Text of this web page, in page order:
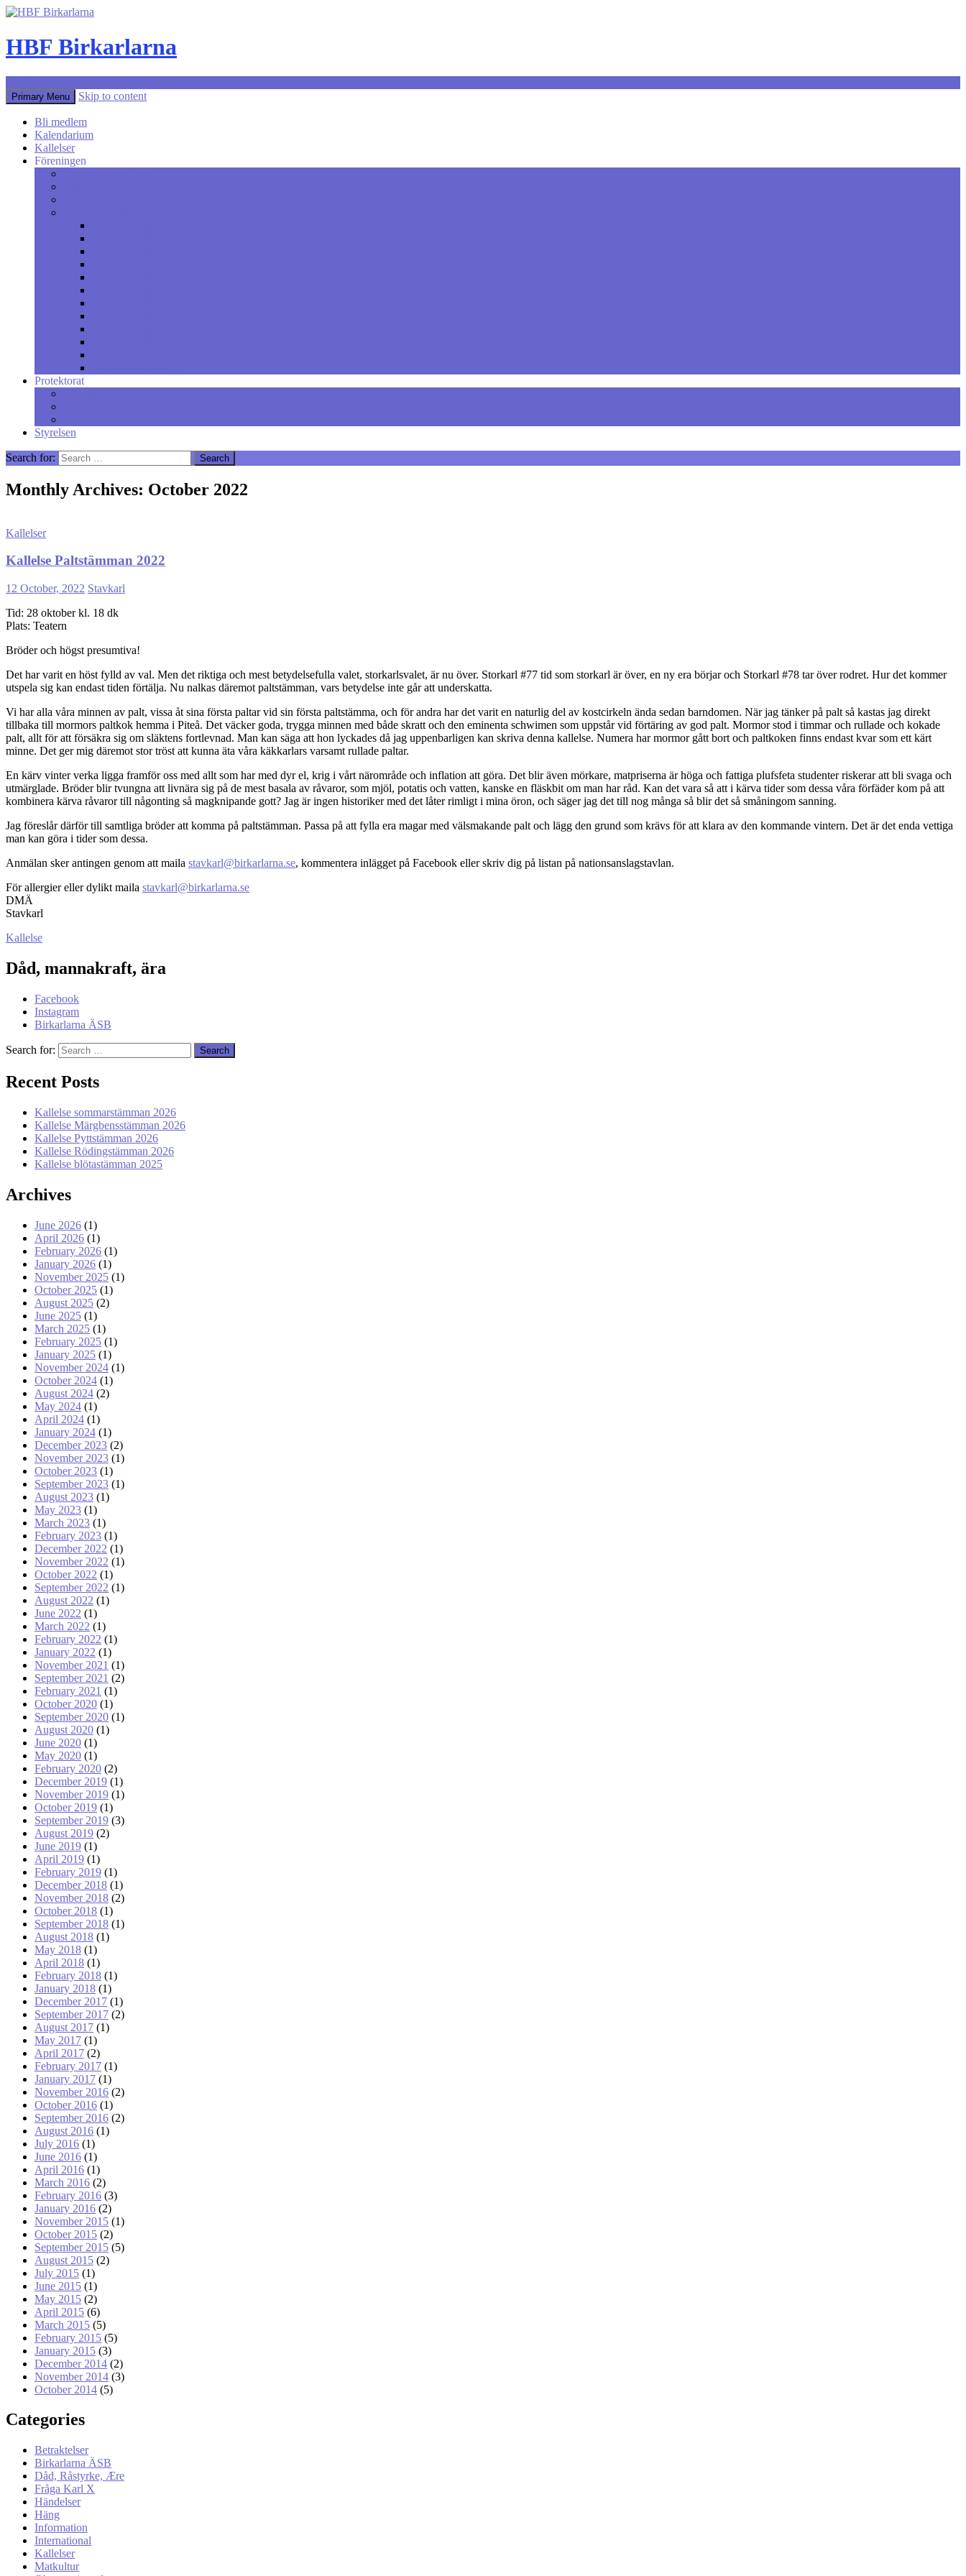
HBF Birkarlarna
Primary Menu Skip to content
Bli medlem
Kalendarium
Kallelser
Föreningen
Protektorat
Styrelsen
Search for:
Monthly Archives: October 2022
Kallelser
Kallelse Paltstämman 2022
12 October, 2022 Stavkarl
Tid: 28 oktober kl. 18 dk
Plats: Teatern
Bröder och högst presumtiva!
Det har varit en höst fylld av val. Men det riktiga och mest betydelsefulla valet, storkarlsvalet, är nu över. Storkarl #77 tid som storkarl är över, en ny era börjar och Storkarl #78 tar över rodret. Hur det kommer
utspela sig kan endast tiden förtälja. Nu nalkas däremot paltstämman, vars betydelse inte går att underskatta.
Vi har alla våra minnen av palt, vissa åt sina första paltar vid sin första paltstämma, och för andra har det varit en naturlig del av kostcirkeln ända sedan barndomen. När jag tänker på palt så kastas jag direkt
tillbaka till mormors paltkok hemma i Piteå. Det väcker goda, trygga minnen med både skratt och den eminenta schwimen som uppstår vid förtäring av god palt. Mormor stod i timmar och rullade och kokade
palt, allt för att försäkra sig om släktens fortlevnad. Man kan säga att hon lyckades då jag uppenbarligen kan skriva denna kallelse. Numera har mormor gått bort och paltkoken finns endast kvar som ett kärt
minne. Det ger mig däremot stor tröst att kunna äta våra käkkarlars varsamt rullade paltar.
En kärv vinter verka ligga framför oss med allt som har med dyr el, krig i vårt närområde och inflation att göra. Det blir även mörkare, matpriserna är höga och fattiga plufsfeta studenter riskerar att bli svaga och
utmärglade. Bröder blir tvungna att livnära sig på de mest basala av råvaror, som mjöl, potatis och vatten, kanske en fläskbit om man har råd. Kan det vara så att i kärva tider som dessa våra förfäder kom på att
kombinera kärva råvaror till någonting så magknipande gott? Jag är ingen historiker med det låter rimligt i mina öron, och säger jag det till nog många så blir det så småningom sanning.
Jag föreslår därför till samtliga bröder att komma på paltstämman. Passa på att fylla era magar med välsmakande palt och lägg den grund som krävs för att klara av den kommande vintern. Det är det enda vettiga
man kan göra i tider som dessa.
Anmälan sker antingen genom att maila stavkarl@birkarlarna.se, kommentera inlägget på Facebook eller skriv dig på listan på nationsanslagstavlan.
För allergier eller dylikt maila stavkarl@birkarlarna.se
DMÄ
Stavkarl
Kallelse
Dåd, mannakraft, ära
Facebook
Instagram
Birkarlarna ÄSB
Search for:
Recent Posts
Kallelse sommarstämman 2026
Kallelse Märgbensstämman 2026
Kallelse Pyttstämman 2026
Kallelse Rödingstämman 2026
Kallelse blötastämman 2025
Archives
June 2026 (1)
April 2026 (1)
February 2026 (1)
January 2026 (1)
November 2025 (1)
October 2025 (1)
August 2025 (2)
June 2025 (1)
March 2025 (1)
February 2025 (1)
January 2025 (1)
November 2024 (1)
October 2024 (1)
August 2024 (2)
May 2024 (1)
April 2024 (1)
January 2024 (1)
December 2023 (2)
November 2023 (1)
October 2023 (1)
September 2023 (1)
August 2023 (1)
May 2023 (1)
March 2023 (1)
February 2023 (1)
December 2022 (1)
November 2022 (1)
October 2022 (1)
September 2022 (1)
August 2022 (1)
June 2022 (1)
March 2022 (1)
February 2022 (1)
January 2022 (1)
November 2021 (1)
September 2021 (2)
February 2021 (1)
October 2020 (1)
September 2020 (1)
August 2020 (1)
June 2020 (1)
May 2020 (1)
February 2020 (2)
December 2019 (1)
November 2019 (1)
October 2019 (1)
September 2019 (3)
August 2019 (2)
June 2019 (1)
April 2019 (1)
February 2019 (1)
December 2018 (1)
November 2018 (2)
October 2018 (1)
September 2018 (1)
August 2018 (1)
May 2018 (1)
April 2018 (1)
February 2018 (1)
January 2018 (1)
December 2017 (1)
September 2017 (2)
August 2017 (1)
May 2017 (1)
April 2017 (2)
February 2017 (1)
January 2017 (1)
November 2016 (2)
October 2016 (1)
September 2016 (2)
August 2016 (1)
July 2016 (1)
June 2016 (1)
April 2016 (1)
March 2016 (2)
February 2016 (3)
January 2016 (2)
November 2015 (1)
October 2015 (2)
September 2015 (5)
August 2015 (2)
July 2015 (1)
June 2015 (1)
May 2015 (2)
April 2015 (6)
March 2015 (5)
February 2015 (5)
January 2015 (3)
December 2014 (2)
November 2014 (3)
October 2014 (5)
Categories
Betraktelser
Birkarlarna ÄSB
Dåd, Råstyrke, Ære
Fråga Karl X
Händelser
Häng
Information
International
Kallelser
Matkultur